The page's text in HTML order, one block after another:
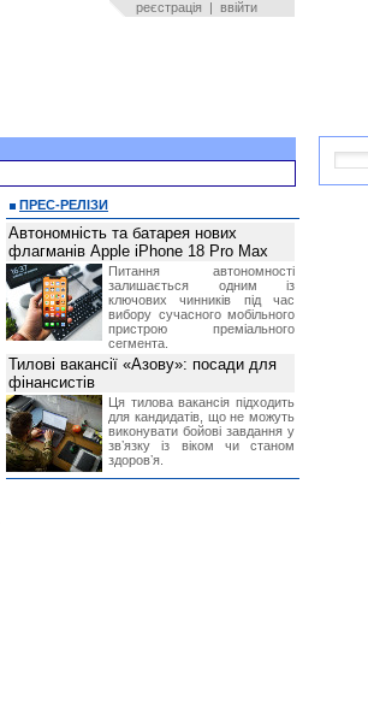
реєстрація | ввійти
ПРЕС-РЕЛІЗИ
Автономність та батарея нових
флагманів Apple iPhone 18 Pro Max
Питання автономності
залишається одним із
ключових чинників під час
вибору сучасного мобільного
пристрою преміального
сегмента.
Тилові вакансії «Азову»: посади для
фінансистів
Ця тилова вакансія підходить
для кандидатів, що не можуть
виконувати бойові завдання у
звʼязку із віком чи станом
здоровʼя.